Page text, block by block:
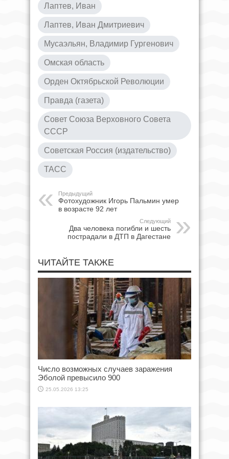
Лаптев, Иван
Лаптев, Иван Дмитриевич
Мусаэльян, Владимир Гургенович
Омская область
Орден Октябрьской Революции
Правда (газета)
Совет Союза Верховного Совета
СССР
Советская Россия (издательство)
ТАСС
Предыдущий
Фотохудожник Игорь Пальмин умер
в возрасте 92 лет
Следующий
Два человека погибли и шесть
пострадали в ДТП в Дагестане
ЧИТАЙТЕ ТАКЖЕ
Число возможных случаев заражения
Эболой превысило 900
25.05.2026 13:25